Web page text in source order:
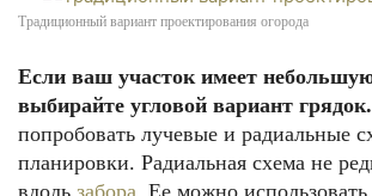
Традиционный вариант проектирования огорода
Если ваш участок имеет
выбирайте угловой вариант грядок.
попробовать лучевые и радиальные
планировки. Радиальная схема не